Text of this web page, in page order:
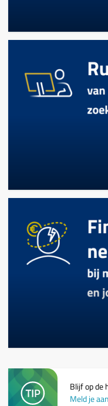
Blijf op de
Meld je aan